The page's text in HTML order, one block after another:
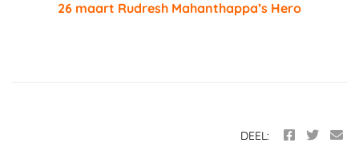
26 maart Rudresh Mahanthappa’s Hero
DEEL: